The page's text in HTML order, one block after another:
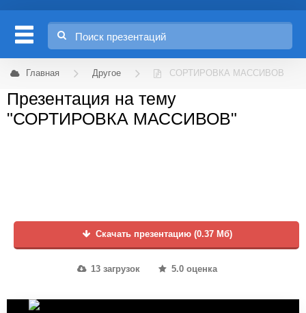
Главная Другое СОРТИРОВКА МАССИВОВ
Презентация на тему
"СОРТИРОВКА МАССИВОВ"
Скачать презентацию (0.37 Мб)
13 загрузок 5.0 оценка